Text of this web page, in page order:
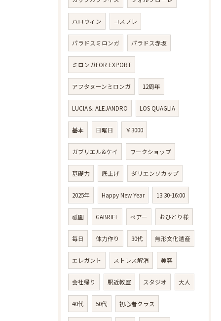
ハロウィン コスプレ
パラドスミロンガ パラドス赤坂
ミロンガFOR EXPORT
アフタヌーンミロンガ 12周年
LUCIA＆ ALEJANDRO LOS QUAGLIA
基本 日曜日 ￥3000
ガブリエル&ケイ ワークショップ
基礎力 底上げ ダリエンソカップ
2025年 Happy New Year 13:30-16:00
祇園 GABRIEL ペアー おひとり様
毎日 体力作り 30代 無形文化遺産
エレガント ストレス解消 美容
会社帰り 駅近教室 スタジオ 大人
40代 50代 初心者クラス